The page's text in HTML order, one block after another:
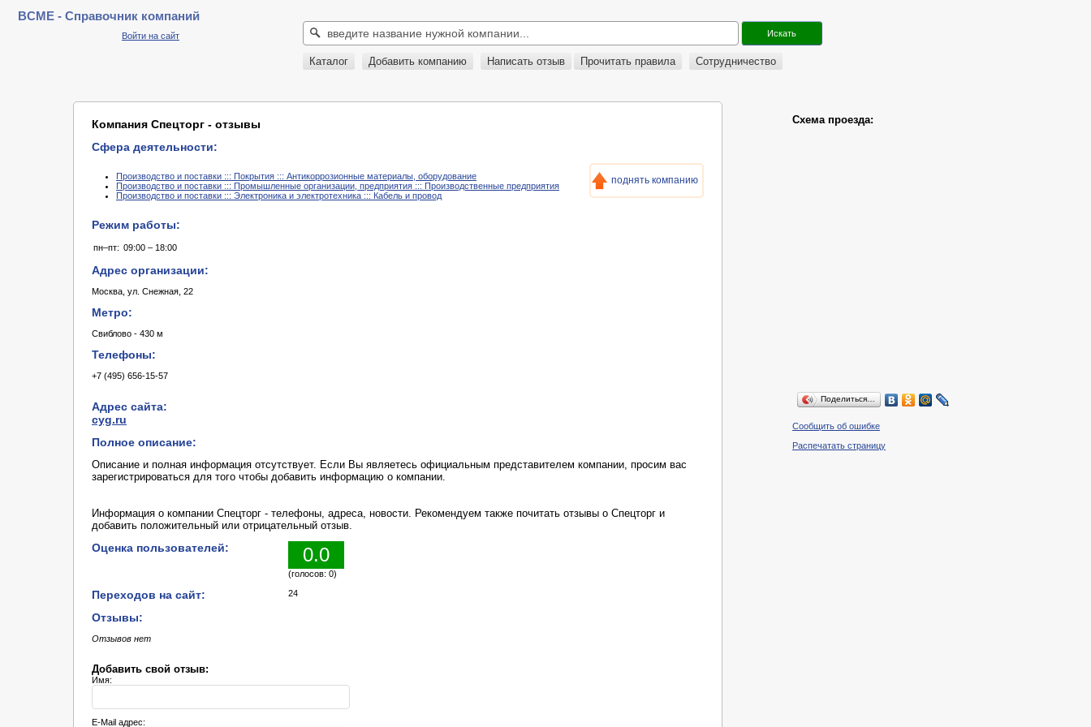
BCME - Справочник компаний
Войти на сайт
Каталог Добавить компанию Написать отзыв Прочитать правила Сотрудничество
Компания Спецторг - отзывы
Сфера деятельности:
Производство и поставки ::: Покрытия ::: Антикоррозионные материалы, оборудование
Производство и поставки ::: Промышленные организации, предприятия ::: Производственные предприятия
Производство и поставки ::: Электроника и электротехника ::: Кабель и провод
поднять компанию
Режим работы:
пн–пт: 09:00 – 18:00
Адрес организации:
Москва, ул. Снежная, 22
Метро:
Свиблово - 430 м
Телефоны:
+7 (495) 656-15-57
Адрес сайта:
cyg.ru
Полное описание:
Описание и полная информация отсутствует. Если Вы являетесь официальным представителем компании, просим вас
зарегистрироваться для того чтобы добавить информацию о компании.
Информация о компании Спецторг - телефоны, адреса, новости. Рекомендуем также почитать отзывы о Спецторг и
добавить положительный или отрицательный отзыв.
Оценка пользователей: 0.0
(голосов: 0)
Переходов на сайт: 24
Отзывы:
Отзывов нет
Добавить свой отзыв:
Имя:
E-Mail адрес:
Схема проезда:
Поделиться…
Сообщить об ошибке
Распечатать страницу